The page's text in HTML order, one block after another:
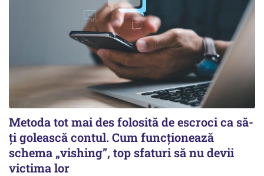
Metoda tot mai des folosită de escroci ca să-
ți golească contul. Cum funcționează
schema „vishing”, top sfaturi să nu devii
victima lor